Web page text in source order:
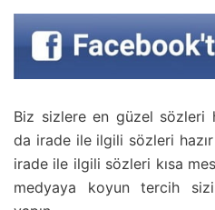
Biz sizlere en güzel sözleri
da irade ile ilgili sözleri
irade ile ilgili sözleri kısa
medyaya koyun tercih